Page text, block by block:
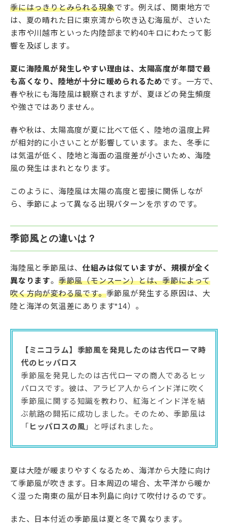
季にはっきりとみられる現象です。例えば、関東地方で
は、夏の晴れた日に東京湾から吹き込む海風が、さいた
ま市や川越市といった内陸部まで約40キロにわたって影
響を及ぼします。
夏に海陸風が発生しやすい理由は、太陽高度が年間で最
も高くなり、陸地が十分に暖められるためです。一方で、
春や秋にも海陸風は観察されますが、夏ほどの発生頻度
や強さではありません。
春や秋は、太陽高度が夏に比べて低く、陸地の温度上昇
が相対的に小さいことが影響しています。また、冬季に
は気温が低く、陸地と海面の温度差が小さいため、海陸
風の発生はまれとなります。
このように、海陸風は太陽の高度と密接に関係しなが
ら、季節によって異なる出現パターンを示すのです。
季節風との違いは？
海陸風と季節風は、仕組みは似ていますが、規模が全く
異なります。 季節風（モンスーン）とは、季節によって
吹く方向が変わる風です。季節風が発生する原因は、大
陸と海洋の気温差にあります*14）。
【ミニコラム】季節風を発見したのは古代ローマ時
代のヒッパロス
季節風を発見したのは古代ローマの商人であるヒッ
パロスです。彼は、アラビア人からインド洋に吹く
季節風に関する知識を教わり、紅海とインド洋を結
ぶ航路の開拓に成功しました。そのため、季節風は
「 ヒッパロスの風 」と呼ばれました。
夏は大陸が暖まりやすくなるため、海洋から大陸に向け
て季節風が吹きます。日本周辺の場合、太平洋から暖か
く湿った南東の風が日本列島に向けて吹付けるのです。
また、日本付近の季節風は夏と冬で異なります。